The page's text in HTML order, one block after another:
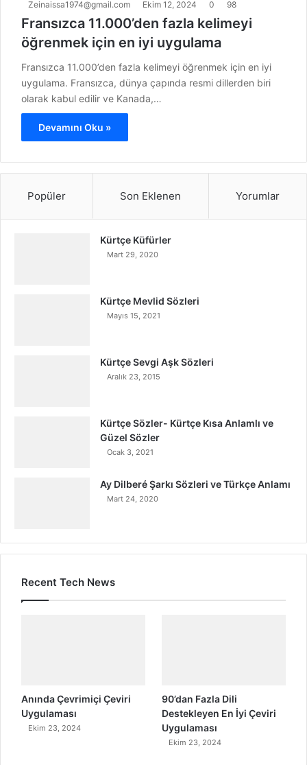
Zeinaissa1974@gmail.com Ekim 12, 2024 0 98
Fransızca 11.000’den fazla kelimeyi
öğrenmek için en iyi uygulama
Fransızca 11.000’den fazla kelimeyi öğrenmek için en iyi
uygulama. Fransızca, dünya çapında resmi dillerden biri
olarak kabul edilir ve Kanada,…
Devamını Oku »
Popüler Son Eklenen Yorumlar
Kürtçe Küfürler
Mart 29, 2020
Kürtçe Mevlid Sözleri
Mayıs 15, 2021
Kürtçe Sevgi Aşk Sözleri
Aralık 23, 2015
Kürtçe Sözler- Kürtçe Kısa Anlamlı ve
Güzel Sözler
Ocak 3, 2021
Ay Dilberé Şarkı Sözleri ve Türkçe Anlamı
Mart 24, 2020
Recent Tech News
Anında Çevrimiçi Çeviri
Uygulaması
Ekim 23, 2024
90’dan Fazla Dili
Destekleyen En İyi Çeviri
Uygulaması
Ekim 23, 2024